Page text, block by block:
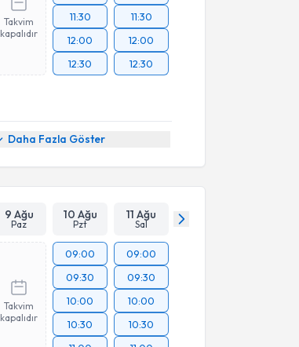
Takvim
kapalıdır
11:30
12:00
12:30
11:30
12:00
12:30
Daha Fazla Göster
9 Ağu
Paz
10 Ağu
Pzt
11 Ağu
Sal
Takvim
kapalıdır
09:00
09:30
10:00
10:30
09:00
09:30
10:00
10:30